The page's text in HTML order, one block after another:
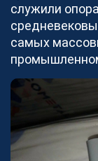
служили
самых